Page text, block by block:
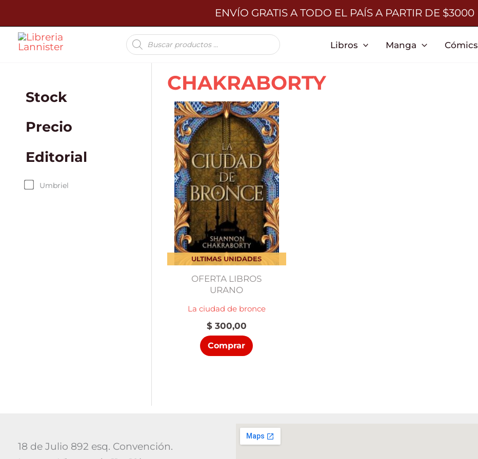
al
contenido
ENVÍO GRATIS A TODO EL PAÍS A PARTIR DE $3000
Búsqueda
de
productos
Libros Manga Cómics
Stock
Precio
Editorial
Umbriel
CHAKRABORTY
ULTIMAS UNIDADES
OFERTA LIBROS
URANO
La ciudad de bronce
$300,00
Comprar
18 de Julio 892 esq. Convención.